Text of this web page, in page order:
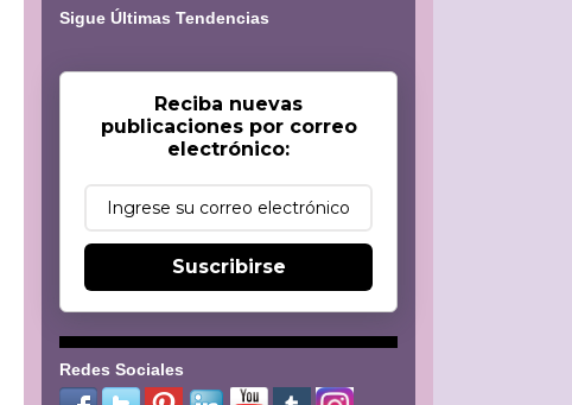
Sigue Últimas Tendencias
Reciba nuevas
publicaciones por correo
electrónico:
Suscribirse
Redes Sociales